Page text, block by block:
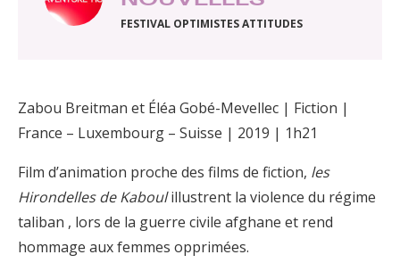
FESTIVAL OPTIMISTES ATTITUDES
Zabou Breitman et Éléa Gobé-Mevellec | Fiction |
France – Luxembourg – Suisse | 2019 | 1h21
Film d’animation proche des films de fiction, les
Hirondelles de Kaboulillustrent la violence du régime
taliban , lors de la guerre civile afghane et rend
hommage aux femmes opprimées.